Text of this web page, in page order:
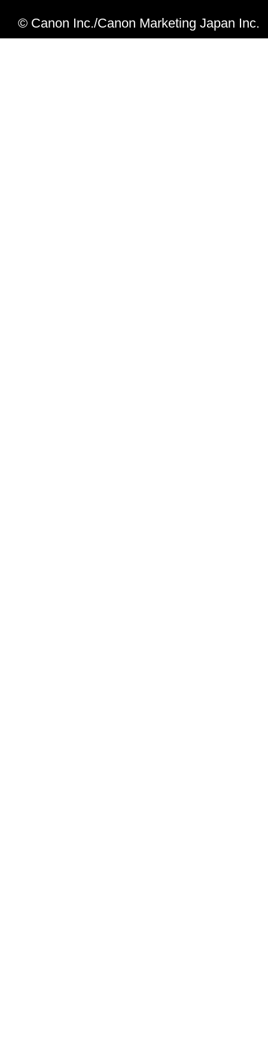
TO BE BOUND BY ITS TERMS AND
ALSO AGREE THAT THIS AGREEMENT
© Canon Inc./Canon Marketing Japan Inc.